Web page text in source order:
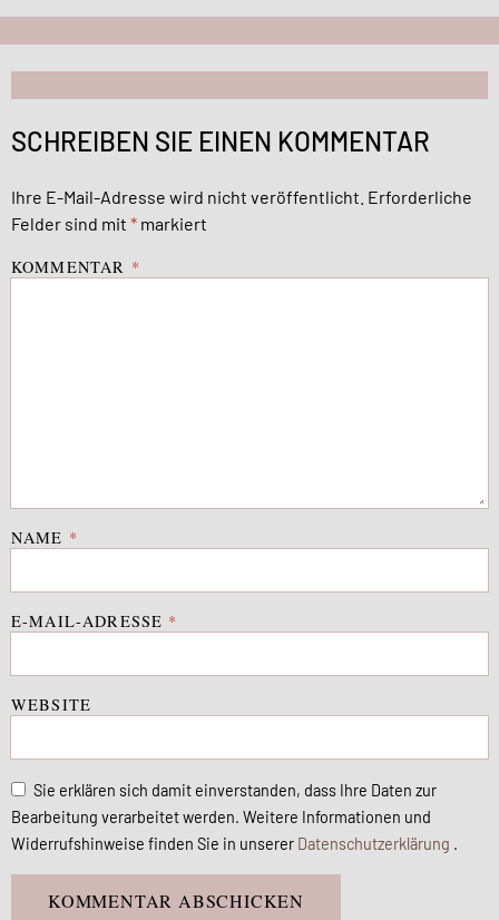
SCHREIBEN SIE EINEN KOMMENTAR
Ihre E-Mail-Adresse wird nicht veröffentlicht. Erforderliche
Felder sind mit * markiert
KOMMENTAR *
NAME *
E-MAIL-ADRESSE *
WEBSITE
Sie erklären sich damit einverstanden, dass Ihre Daten zur
Bearbeitung verarbeitet werden. Weitere Informationen und
Widerrufshinweise finden Sie in unserer Datenschutzerklärung .